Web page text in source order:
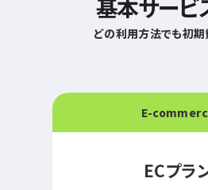
基本サービ
どの利用方法でも初
E-
ECプラ